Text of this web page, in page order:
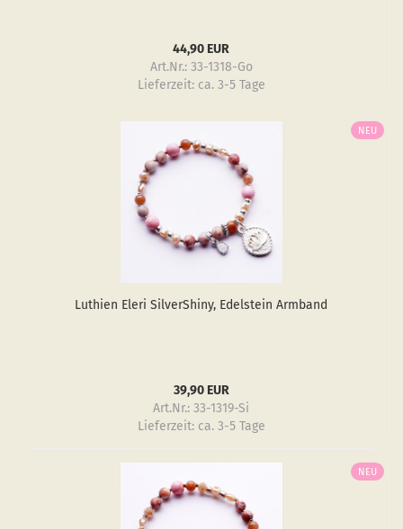
44,90 EUR
Art.Nr.: 33-1318-Go
Lieferzeit: ca. 3-5 Tage
NEU
Luthien Eleri Sil­verS­hiny, Edel­stein Arm­band
39,90 EUR
Art.Nr.: 33-1319-Si
Lieferzeit: ca. 3-5 Tage
NEU